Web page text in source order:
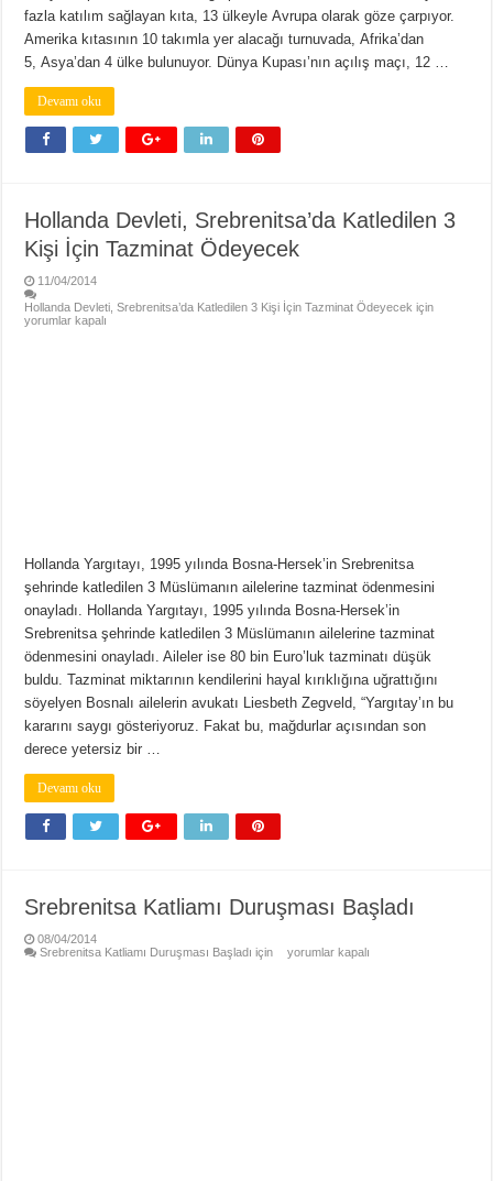
fazla katılım sağlayan kıta, 13 ülkeyle Avrupa olarak göze çarpıyor.
Amerika kıtasının 10 takımla yer alacağı turnuvada, Afrika’dan
5, Asya’dan 4 ülke bulunuyor. Dünya Kupası’nın açılış maçı, 12 …
Devamı oku
Hollanda Devleti, Srebrenitsa’da Katledilen 3
Kişi İçin Tazminat Ödeyecek
11/04/2014
Hollanda Devleti, Srebrenitsa’da Katledilen 3 Kişi İçin Tazminat Ödeyecek için
yorumlar kapalı
Hollanda Yargıtayı, 1995 yılında Bosna-Hersek’in Srebrenitsa
şehrinde katledilen 3 Müslümanın ailelerine tazminat ödenmesini
onayladı. Hollanda Yargıtayı, 1995 yılında Bosna-Hersek’in
Srebrenitsa şehrinde katledilen 3 Müslümanın ailelerine tazminat
ödenmesini onayladı. Aileler ise 80 bin Euro’luk tazminatı düşük
buldu. Tazminat miktarının kendilerini hayal kırıklığına uğrattığını
söyelyen Bosnalı ailelerin avukatı Liesbeth Zegveld, “Yargıtay’ın bu
kararını saygı gösteriyoruz. Fakat bu, mağdurlar açısından son
derece yetersiz bir …
Devamı oku
Srebrenitsa Katliamı Duruşması Başladı
08/04/2014
Srebrenitsa Katliamı Duruşması Başladı için
yorumlar kapalı